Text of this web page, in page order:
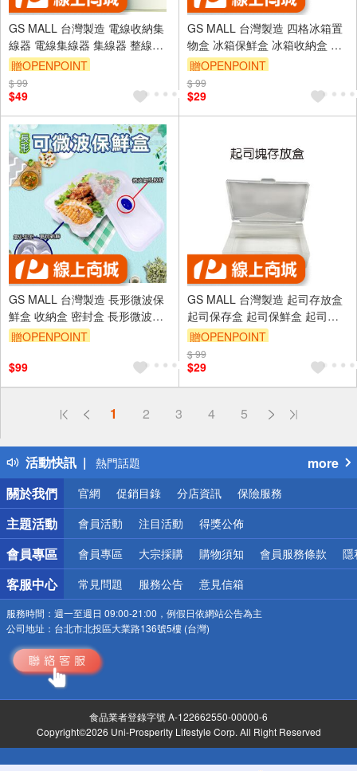
GS MALL 台灣製造 電線收納集
線器 電線集線器 集線器 整線器
理線架 電線收納盒 電線盒 電線
收納
贈OPENPOINT
$ 99
$49
GS MALL 台灣製造 四格冰箱置
物盒 冰箱保鮮盒 冰箱收納盒 零
冰箱食盒 冰箱儲物罐 冰箱保存
盒 保鮮盒 收納盒
贈OPENPOINT
$ 99
$29
GS MALL 台灣製造 長形微波保
鮮盒 收納盒 密封盒 長形微波盒
便當盒 長形保鮮盒 密封盒 微波
贈OPENPOINT
$99
GS MALL 台灣製造 起司存放盒
起司保存盒 起司保鮮盒 起司收
納盒 掀蓋盒 芝士盒 保鮮盒 起司
贈OPENPOINT
$ 99
$29
1 2 3 4 5
活動快訊
偏遠地區配送
得獎公告
熱門話題
銀行優惠
偏遠地區配送
詐騙網頁！請小心！
more
關於我們
官網 促銷目錄 分店資訊 保險服務
主題活動 會員活動 注目活動 得獎公佈
會員專區 會員專區 大宗採購 購物須知 會員服務條款 隱
客服中心 常見問題 服務公告 意見信箱
服務時間： 週一至週日 09:00-21:00，例假日依網站公告為主
公司地址： 台北市北投區大業路136號5樓 (台灣)
食品業者登錄字號 A-122662550-00000-6
Copyright©2026 Uni-Prosperity Lifestyle Corp. All Right Reserved